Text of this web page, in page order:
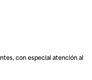
con especial atención al